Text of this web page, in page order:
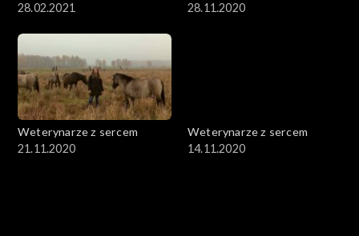
28.02.2021
28.11.2020
Weterynarze z sercem
21.11.2020
Weterynarze z sercem
14.11.2020